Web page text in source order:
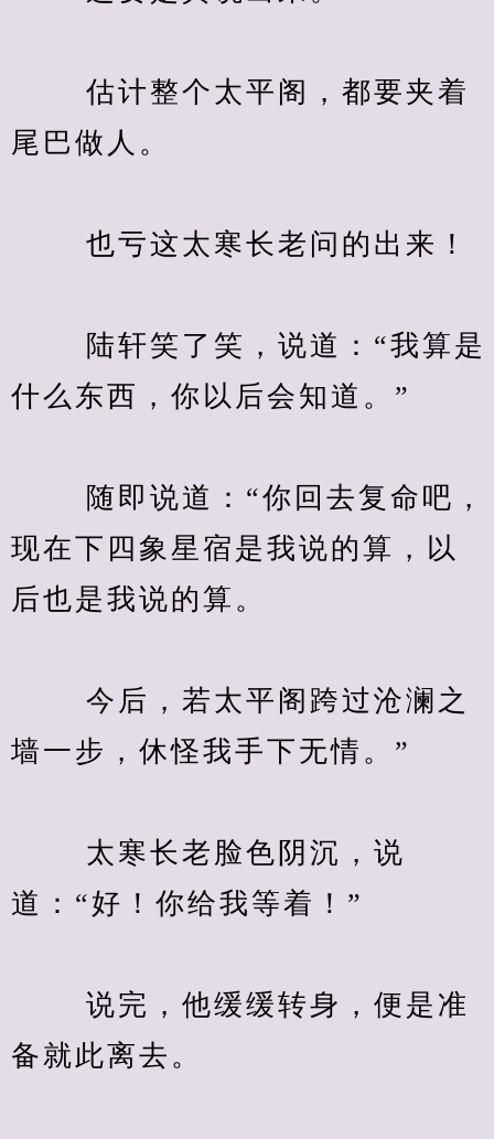
估计整个太平阁，都要夹着
尾巴做人。
也亏这太寒长老问的出来！
陆轩笑了笑，说道：“我算是
什么东西，你以后会知道。”
随即说道：“你回去复命吧，
现在下四象星宿是我说的算，以
后也是我说的算。
今后，若太平阁跨过沧澜之
墙一步，休怪我手下无情。”
太寒长老脸色阴沉，说
道：“好！你给我等着！”
说完，他缓缓转身，便是准
备就此离去。